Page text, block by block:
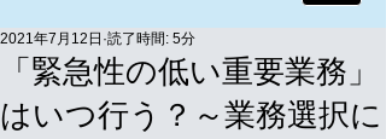
「緊急性の低い重要業務」
はいつ行う？～業務選択に
2021年7月12日 読了時間: 5分